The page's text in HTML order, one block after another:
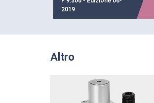
2019
Altro